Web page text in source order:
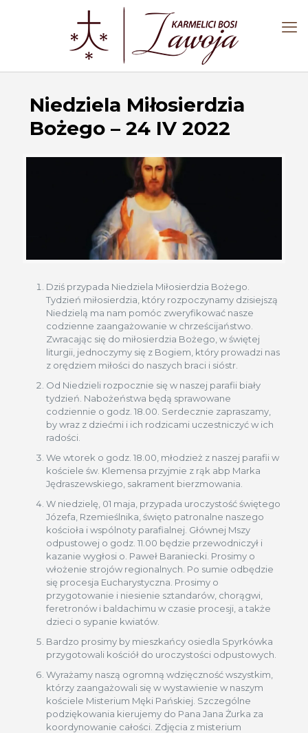
Niedziela Miłosierdzia
Bożego – 24 IV 2022
Dziś przypada Niedziela Miłosierdzia Bożego.
Tydzień miłosierdzia, który rozpoczynamy dzisiejszą
Niedzielą ma nam pomóc zweryfikować nasze
codzienne zaangażowanie w chrześcijaństwo.
Zwracając się do miłosierdzia Bożego, w świętej
liturgii, jednoczymy się z Bogiem, który prowadzi nas
z orędziem miłości do naszych braci i sióstr.
Od Niedzieli rozpocznie się w naszej parafii biały
tydzień. Nabożeństwa będą sprawowane
codziennie o godz. 18.00. Serdecznie zapraszamy,
by wraz z dziećmi i ich rodzicami uczestniczyć w ich
radości.
We wtorek o godz. 18.00, młodzież z naszej parafii w
kościele św. Klemensa przyjmie z rąk abp Marka
Jędraszewskiego, sakrament bierzmowania.
W niedzielę, 01 maja, przypada uroczystość świętego
Józefa, Rzemieślnika, święto patronalne naszego
kościoła i wspólnoty parafialnej. Głównej Mszy
odpustowej o godz. 11.00 będzie przewodniczył i
kazanie wygłosi o. Paweł Baraniecki. Prosimy o
włożenie strojów regionalnych. Po sumie odbędzie
się procesja Eucharystyczna. Prosimy o
przygotowanie i niesienie sztandarów, chorągwi,
feretronów i baldachimu w czasie procesji, a także
dzieci o sypanie kwiatów.
Bardzo prosimy by mieszkańcy osiedla Spyrkówka
przygotowali kościół do uroczystości odpustowych.
Wyrażamy naszą ogromną wdzięczność wszystkim,
którzy zaangażowali się w wystawienie w naszym
kościele Misterium Męki Pańskiej. Szczególne
podziękowania kierujemy do Pana Jana Żurka za
koordynowanie całości. Zdjęcia z misterium